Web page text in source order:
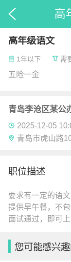
高年级语文
1年以下 需
五险一金
青岛李沧区某公
2025-12-05
青岛市虎山路
职位描述
要求有一定的语
提供早午餐，不
面试通过，即可
您可能感兴